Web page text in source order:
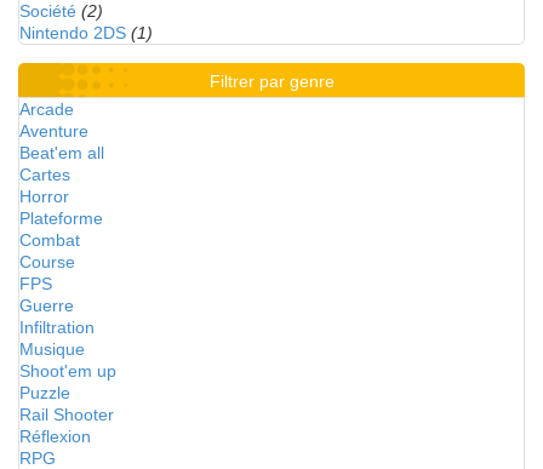
Société (2)
Nintendo 2DS (1)
Filtrer par genre
Arcade
Aventure
Beat'em all
Cartes
Horror
Plateforme
Combat
Course
FPS
Guerre
Infiltration
Musique
Shoot'em up
Puzzle
Rail Shooter
Réflexion
RPG